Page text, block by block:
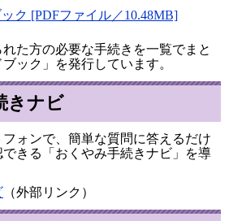
ク [PDFファイル／10.48MB]
れた方の必要な手続きを一覧でまと
ック」を発行しています。​
きナビ
ォンで、簡単な質問に答えるだけ
きる「おくやみ手続きナビ」を導
（外部リンク）